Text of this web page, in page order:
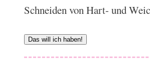
Schneiden von Hart- und
Das will ich haben!